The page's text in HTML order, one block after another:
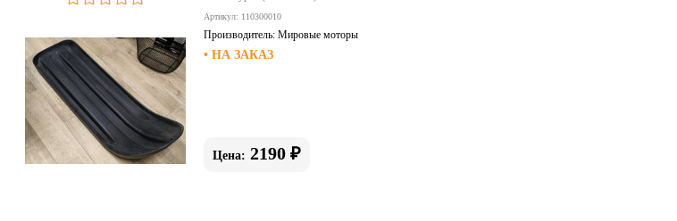
Артикул: 110300010
Производитель: Мировые моторы
• НА ЗАКАЗ
Цена: 2190 ₽